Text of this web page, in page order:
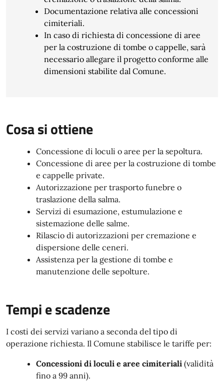
Documentazione relativa alle concessioni
cimiteriali.
In caso di richiesta di concessione di aree
per la costruzione di tombe o cappelle, sarà
necessario allegare il progetto conforme alle
dimensioni stabilite dal Comune.
Cosa si ottiene
Concessione di loculi o aree per la sepoltura.
Concessione di aree per la costruzione di tombe
e cappelle private.
Autorizzazione per trasporto funebre o
traslazione della salma.
Servizi di esumazione, estumulazione e
sistemazione delle salme.
Rilascio di autorizzazioni per cremazione e
dispersione delle ceneri.
Assistenza per la gestione di tombe e
manutenzione delle sepolture.
Tempi e scadenze
I costi dei servizi variano a seconda del tipo di
operazione richiesta. Il Comune stabilisce le tariffe per:
Concessioni di loculi e aree cimiteriali (validità
fino a 99 anni).